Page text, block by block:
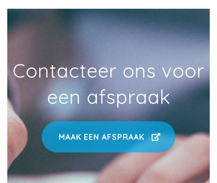
Contacteer ons voor
een afspraak
MAAK EEN AFSPRAAK